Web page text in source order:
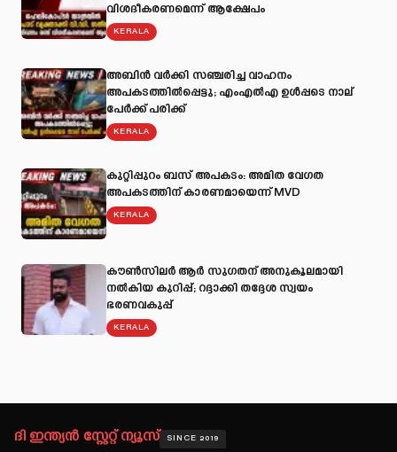
വിശദീകരണമെന്ന് ആക്ഷേപം
KERALA
അബിന്‍ വര്‍ക്കി സഞ്ചരിച്ച വാഹനം
അപകടത്തില്‍പ്പെട്ടു; എംഎല്‍എ ഉള്‍പ്പടെ നാല്
പേര്‍ക്ക് പരിക്ക്
KERALA
കുറ്റിപ്പുറം ബസ് അപകടം: അമിത വേഗത
അപകടത്തിന് കാരണമായെന്ന് MVD
KERALA
കൗൺസിലർ ആർ സുഗതന് അനുകൂലമായി
നല്‍കിയ കുറിപ്പ്; റദ്ദാക്കി തദ്ദേശ സ്വയം
ഭരണവകുപ്പ്
KERALA
ദി ഇന്ത്യൻ സ്റ്റേറ്റ് ന്യൂസ് SINCE 2019